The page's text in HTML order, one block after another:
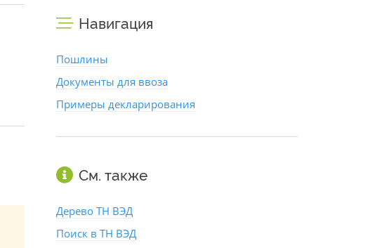
Навигация
Пошлины
Документы для ввоза
Примеры декларирования
См. также
Дерево ТН ВЭД
Поиск в ТН ВЭД